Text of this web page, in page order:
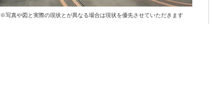
※写真や図と実際の現状とが異なる場合は現状を優先させていただきます